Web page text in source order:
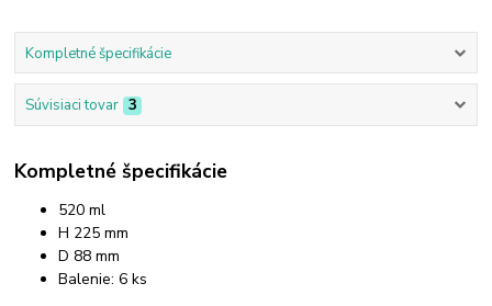
Kompletné špecifikácie
Súvisiaci tovar 3
Kompletné špecifikácie
520 ml
H 225 mm
D 88 mm
Balenie: 6 ks